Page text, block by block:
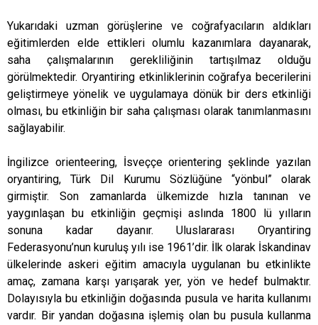
Yukarıdaki uzman görüşlerine ve coğrafyacıların aldıkları
eğitimlerden elde ettikleri olumlu kazanımlara dayanarak,
saha çalışmalarının gerekliliğinin tartışılmaz olduğu
görülmektedir. Oryantiring etkinliklerinin coğrafya becerilerini
geliştirmeye yönelik ve uygulamaya dönük bir ders etkinliği
olması, bu etkinliğin bir saha çalışması olarak tanımlanmasını
sağlayabilir.
İngilizce orienteering, İsveççe orientering şeklinde yazılan
oryantiring, Türk Dil Kurumu Sözlüğüne “yönbul” olarak
girmiştir. Son zamanlarda ülkemizde hızla tanınan ve
yaygınlaşan bu etkinliğin geçmişi aslında 1800 lü yılların
sonuna kadar dayanır. Uluslararası Oryantiring
Federasyonu’nun kuruluş yılı ise 1961’dir. İlk olarak İskandinav
ülkelerinde askeri eğitim amacıyla uygulanan bu etkinlikte
amaç, zamana karşı yarışarak yer, yön ve hedef bulmaktır.
Dolayısıyla bu etkinliğin doğasında pusula ve harita kullanımı
vardır. Bir yandan doğasına işlemiş olan bu pusula kullanma